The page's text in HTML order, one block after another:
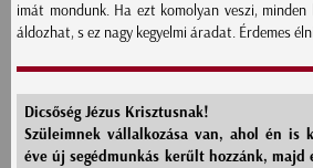
imát mondunk. Ha ezt komolyan veszi, minden
áldozhat, s ez nagy kegyelmi áradat. Érdemes
Dicsőség Jézus Krisztusnak!
Szüleimnek vállalkozása van, ahol én is
éve új segédmunkás kerűlt hozzánk, majd